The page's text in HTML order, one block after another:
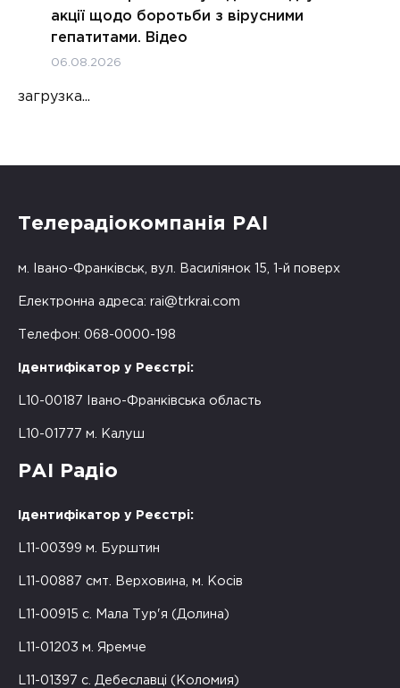
акції щодо боротьби з вірусними
гепатитами. Відео
06.08.2026
загрузка...
Телерадіокомпанія РАІ
м. Івано-Франківськ, вул. Василіянок 15, 1-й поверх
Електронна адреса: rai@trkrai.com
Телефон: 068-0000-198
Ідентифікатор у Реєстрі:
L10-00187 Івано-Франківська область
L10-01777 м. Калуш
РАІ Радіо
Ідентифікатор у Реєстрі:
L11-00399 м. Бурштин
L11-00887 смт. Верховина, м. Косів
L11-00915 с. Мала Тур'я (Долина)
L11-01203 м. Яремче
L11-01397 с. Дебеславці (Коломия)